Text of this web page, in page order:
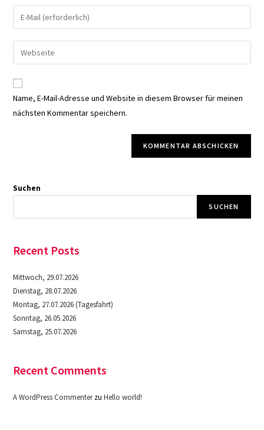
Namen
oder
zum
Kommentieren
ein
deine
E-
Mail-
zum
Kommentieren
ein
deine
Website-
URL
Name, E-Mail-Adresse und Website in diesem Browser für meinen
nächsten Kommentar speichern.
Suchen
SUCHEN
Recent Posts
Mittwoch, 29.07.2026
Dienstag, 28.07.2026
Montag, 27.07.2026 (Tagesfahrt)
Sonntag, 26.05.2026
Samstag, 25.07.2026
Recent Comments
A WordPress CommenterzuHello world!